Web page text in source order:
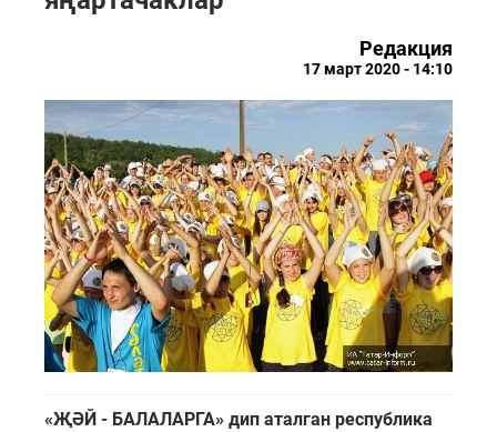
Редакция
17 март 2020 - 14:10
«ҖӘЙ - БАЛАЛАРГА» дип аталган республика